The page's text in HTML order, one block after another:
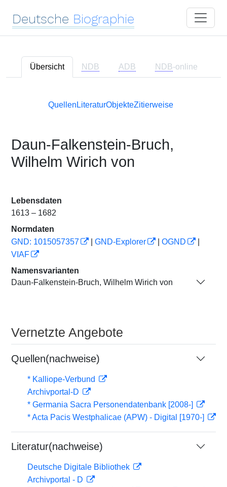
Deutsche Biographie
Übersicht NDB ADB NDB-online
Quellen LiteraturObjekteZitierweise
Daun-Falkenstein-Bruch,
Wilhelm Wirich von
Lebensdaten
1613 – 1682
Normdaten
GND: 1015057357
GND-Explorer OGND
VIAF
Namensvarianten
Daun-Falkenstein-Bruch, Wilhelm Wirich von
Vernetzte Angebote
Quellen(nachweise)
* Kalliope-Verbund
Archivportal-D
* Germania Sacra Personendatenbank [2008-]
* Acta Pacis Westphalicae (APW) - Digital [1970-]
Literatur(nachweise)
Deutsche Digitale Bibliothek
Archivportal - D